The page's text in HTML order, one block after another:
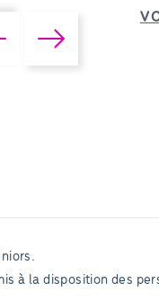
à la disposition des